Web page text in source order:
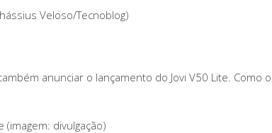
Veloso/Tecnoblog)
anunciar o lançamento do Jovi V50 Lite.
divulgação)